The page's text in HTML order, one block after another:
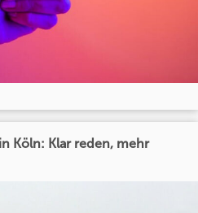
Köln: Klar reden, mehr